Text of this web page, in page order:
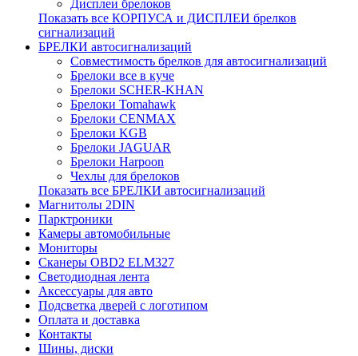
Дисплеи брелоков
Показать все КОРПУСА и ДИСПЛЕИ брелков
сигнализаций
БРЕЛКИ автосигнализаций
Совместимость брелков для автосигнализаций
Брелоки все в куче
Брелоки SCHER-KHAN
Брелоки Tomahawk
Брелоки CENMAX
Брелоки KGB
Брелоки JAGUAR
Брелоки Harpoon
Чехлы для брелоков
Показать все БРЕЛКИ автосигнализаций
Магнитолы 2DIN
Парктроники
Камеры автомобильные
Мониторы
Сканеры OBD2 ELM327
Светодиодная лента
Аксессуары для авто
Подсветка дверей с логотипом
Оплата и доставка
Контакты
Шины, диски